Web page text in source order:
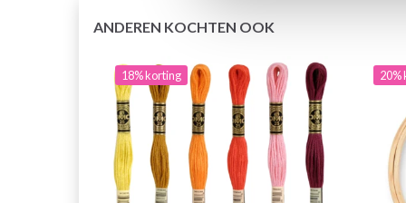
ANDEREN KOCHTEN OOK
18% korting 20%